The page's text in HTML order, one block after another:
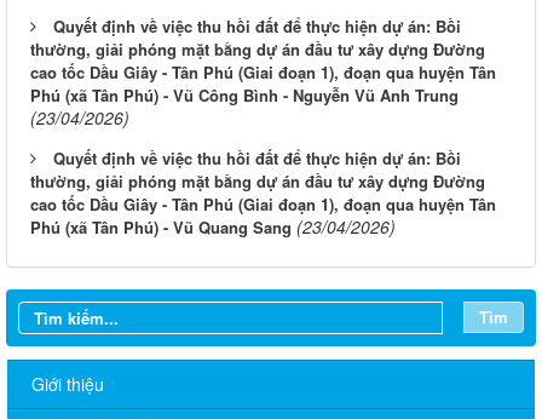
Quyết định về việc thu hồi đất để thực hiện dự án: Bồi
thường, giải phóng mặt bằng dự án đầu tư xây dựng Đường
cao tốc Dầu Giây - Tân Phú (Giai đoạn 1), đoạn qua huyện Tân
Phú (xã Tân Phú) - Vũ Công Bình - Nguyễn Vũ Anh Trung
(23/04/2026)
Quyết định về việc thu hồi đất để thực hiện dự án: Bồi
thường, giải phóng mặt bằng dự án đầu tư xây dựng Đường
cao tốc Dầu Giây - Tân Phú (Giai đoạn 1), đoạn qua huyện Tân
Phú (xã Tân Phú) - Vũ Quang Sang (23/04/2026)
Tìm
Giới thiệu